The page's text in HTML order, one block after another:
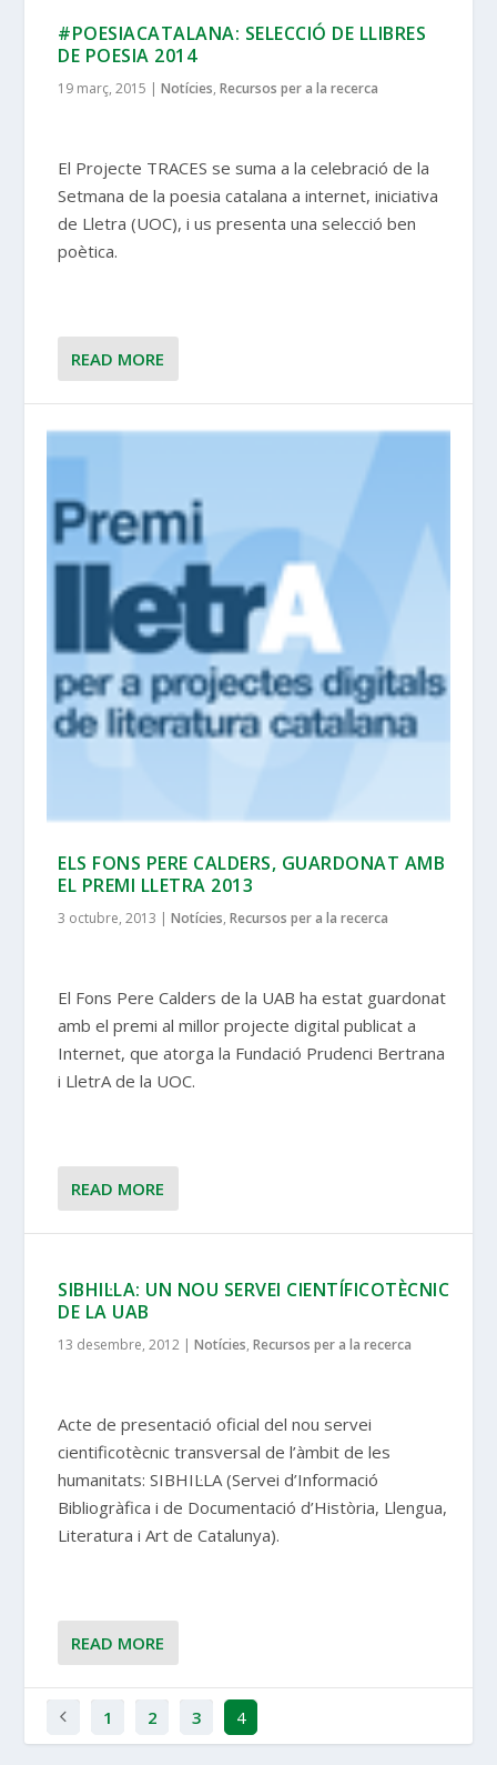
#POESIACATALANA: SELECCIÓ DE LLIBRES
DE POESIA 2014
19 març, 2015 |Notícies,Recursos per a la recerca
El Projecte TRACES se suma a la celebració de la
Setmana de la poesia catalana a internet, iniciativa
de Lletra (UOC), i us presenta una selecció ben
poètica.
READ MORE
ELS FONS PERE CALDERS, GUARDONAT AMB
EL PREMI LLETRA 2013
3 octubre, 2013 |Notícies,Recursos per a la recerca
El Fons Pere Calders de la UAB ha estat guardonat
amb el premi al millor projecte digital publicat a
Internet, que atorga la Fundació Prudenci Bertrana
i LletrA de la UOC.
READ MORE
SIBHIL·LA: UN NOU SERVEI CIENTÍFICOTÈCNIC
DE LA UAB
13 desembre, 2012 |Notícies,Recursos per a la recerca
Acte de presentació oficial del nou servei
cientificotècnic transversal de l’àmbit de les
humanitats: SIBHIL·LA (Servei d’Informació
Bibliogràfica i de Documentació d’Història, Llengua,
Literatura i Art de Catalunya).
READ MORE
1 2 3 4